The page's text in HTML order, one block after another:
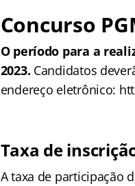
Concurso
O período para a
2023. Candidatos
endereço eletrônico:
Taxa de
A taxa de participação